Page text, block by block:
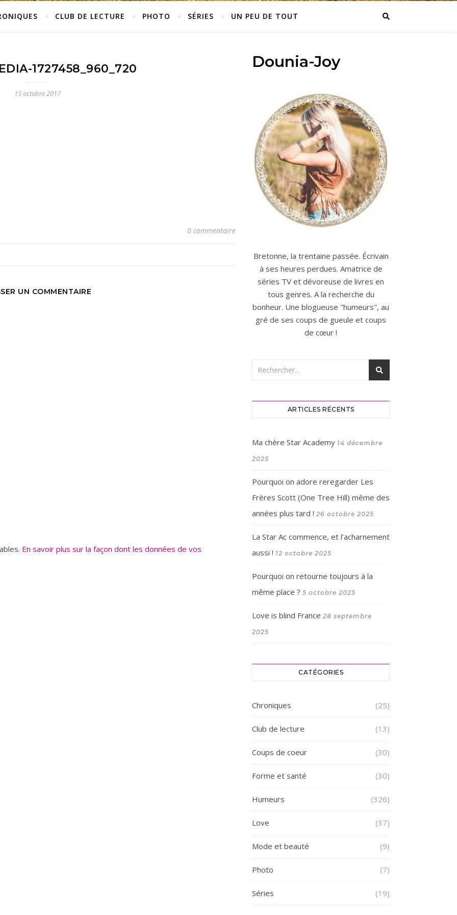
CLUB DE LECTURE PHOTO SÉRIES UN PEU DE TOUT
1727458_960_720
15 octobre 2017
0 commentaire
UN COMMENTAIRE
En savoir plus sur la façon dont les données de vos
Dounia-Joy
Bretonne, la trentaine passée. Écrivain
à ses heures perdues. Amatrice de
séries TV et dévoreuse de livres en
tous genres. A la recherche du
bonheur. Une blogueuse "humeurs", au
gré de ses coups de gueule et coups
de cœur !
ARTICLES RÉCENTS
Ma chère Star Academy 14 décembre
2025
Pourquoi on adore reregarder Les
Frères Scott (One Tree Hill) même des
années plus tard ! 26 octobre 2025
La Star Ac commence, et l’acharnement
aussi ! 12 octobre 2025
Pourquoi on retourne toujours à la
même place ? 5 octobre 2025
Love is blind France 28 septembre
2025
CATÉGORIES
Chroniques (25)
Club de lecture (13)
Coups de coeur (30)
Forme et santé (30)
Humeurs (326)
Love (37)
Mode et beauté (9)
Photo (7)
Séries (19)